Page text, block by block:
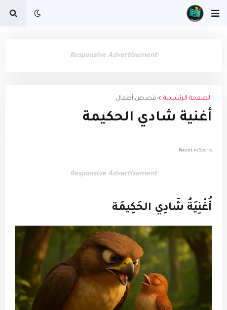
Responsive Advertisement
الصفحة الرئيسية قصص أطفال
أغنية شادي الحكيمة
Recent in Sports
Responsive Advertisement
أُغْنِيَةُ شَادِي الحَكِيمَة